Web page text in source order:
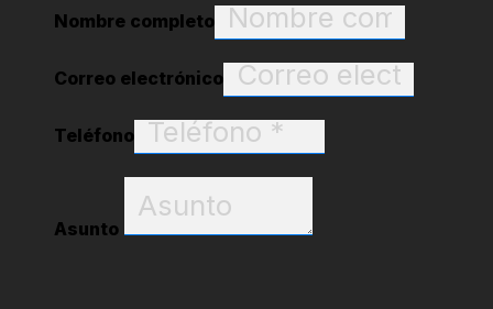
Nombre completo
Correo electrónico
Teléfono
Asunto